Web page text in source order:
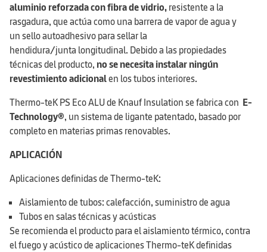
aluminio reforzada con fibra de vidrio,resistente a la
rasgadura, que actúa como una barrera de vapor de agua y
un sello autoadhesivo para sellar la
hendidura/junta longitudinal. Debido a las propiedades
técnicas del producto, no se necesita instalar ningún
revestimiento adicionalen los tubos interiores.
Thermo-teK PS Eco ALU de Knauf Insulation se fabrica con E-
Technology®, un sistema de ligante patentado, basado por
completo en materias primas renovables.
APLICACIÓN
Aplicaciones definidas de Thermo-teK:
Aislamiento de tubos: calefacción, suministro de agua
Tubos en salas técnicas y acústicas
Se recomienda el producto para el aislamiento térmico, contra
el fuego y acústico de aplicaciones Thermo-teK definidas